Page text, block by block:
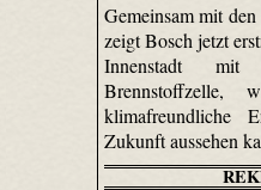
Gemeinsam mit
zeigt Bosch jetzt
Innenstadt mit
Brennstoffzelle,
klimafreundliche
Zukunft aussehen